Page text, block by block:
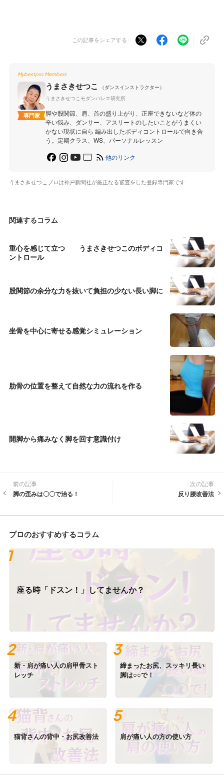
この記事をシェアする
Mybestpro Members
専門家
うまさきせつこ
（ダンスインストラクター）
うまさきせつこモダンバレエ研究所
脚や股関節、肩、首の盛り上がり、正座できないなど体の
辛い悩み、ダンサー、アスリートのしたいことがうまくい
かない現状に自ら 編み出したボディコントロールで向き合
う。定期クラス、WS、パーソナルレッスン
他のリンク
うまさきせつこプロは神戸新聞社が厳正なる審査をした登録専門家です
関連するコラム
重心を感じて立つ うまさきせつこのボディコ
ントロール
股関節の余分な力を抜いて負担の少ない長い脚に
坐骨を中心に寄せる感覚シミュレーション
肋骨の位置を整えて自然な力の流れを作る
開脚から痛みなく脚を回す意識付け
前の記事
脚の歪みは〇〇で治る！
次の記事
反り腰改善法
プロのおすすめするコラム
座る時「ドスン！」してませんか？
新・肩が痛い人の肩甲骨スト
レッチ
締まったお尻、スッキリ長い
脚は○○で！
猫背さんの背中・お尻改善法 肩が痛い人の方の使い方